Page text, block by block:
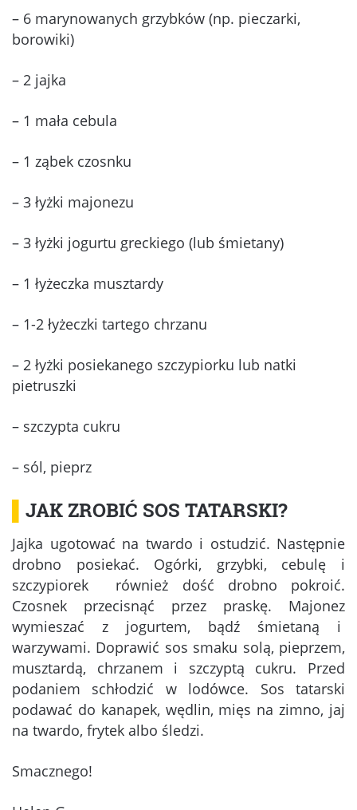
– 6 marynowanych grzybków (np. pieczarki,
borowiki)
– 2 jajka
– 1 mała cebula
– 1 ząbek czosnku
– 3 łyżki majonezu
– 3 łyżki jogurtu greckiego (lub śmietany)
– 1 łyżeczka musztardy
– 1-2 łyżeczki tartego chrzanu
– 2 łyżki posiekanego szczypiorku lub natki
pietruszki
– szczypta cukru
– sól, pieprz
JAK ZROBIĆ SOS TATARSKI?
Jajka ugotować na twardo i ostudzić. Następnie
drobno posiekać. Ogórki, grzybki, cebulę i
szczypiorek również dość drobno pokroić.
Czosnek przecisnąć przez praskę. Majonez
wymieszać z jogurtem, bądź śmietaną i
warzywami. Doprawić sos smaku solą, pieprzem,
musztardą, chrzanem i szczyptą cukru. Przed
podaniem schłodzić w lodówce. Sos tatarski
podawać do kanapek, wędlin, mięs na zimno, jaj
na twardo, frytek albo śledzi.
Smacznego!